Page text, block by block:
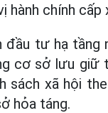
hành chính
tư hạ tầng
cơ sở lưu
xã hội
hỏa táng.